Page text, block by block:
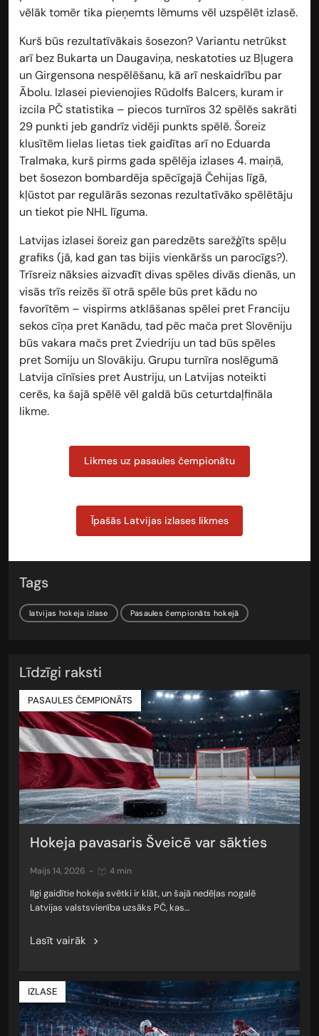
vēlāk tomēr tika pieņemts lēmums vēl uzspēlēt izlasē.
Kurš būs rezultatīvākais šosezon? Variantu netrūkst
arī bez Bukarta un Daugaviņa, neskatoties uz Bļugera
un Girgensona nespēlēšanu, kā arī neskaidrību par
Ābolu. Izlasei pievienojies Rūdolfs Balcers, kuram ir
izcila PČ statistika – piecos turnīros 32 spēlēs sakrāti
29 punkti jeb gandrīz vidēji punkts spēlē. Šoreiz
klusītēm lielas lietas tiek gaidītas arī no Eduarda
Tralmaka, kurš pirms gada spēlēja izlases 4. maiņā,
bet šosezon bombardēja spēcīgajā Čehijas līgā,
kļūstot par regulārās sezonas rezultatīvāko spēlētāju
un tiekot pie NHL līguma.
Latvijas izlasei šoreiz gan paredzēts sarežģīts spēļu
grafiks (jā, kad gan tas bijis vienkāršs un parocīgs?).
Trīsreiz nāksies aizvadīt divas spēles divās dienās, un
visās trīs reizēs šī otrā spēle būs pret kādu no
favorītēm – vispirms atklāšanas spēlei pret Franciju
sekos cīņa pret Kanādu, tad pēc mača pret Slovēniju
būs vakara mačs pret Zviedriju un tad būs spēles
pret Somiju un Slovākiju. Grupu turnīra noslēgumā
Latvija cīnīsies pret Austriju, un Latvijas noteikti
cerēs, ka šajā spēlē vēl galdā būs ceturtdaļfināla
likme.
Likmes uz pasaules čempionātu
Īpašās Latvijas izlases likmes
Tags
latvijas hokeja izlase Pasaules čempionāts hokejā
Līdzīgi raksti
PASAULES ČEMPIONĀTS
Hokeja pavasaris Šveicē var sākties
maijs 14, 2026 - 4 min
Ilgi gaidītie hokeja svētki ir klāt, un šajā nedēļas nogalē
Latvijas valstsvienība uzsāks PČ, kas…
Lasīt vairāk
IZLASE